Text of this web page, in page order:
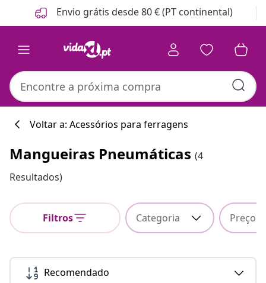
Anterior
Seguinte Envio grátis desde 80 € (PT continental)
Voltar a: Acessórios para ferragens
Mangueiras Pneumáticas (4
Resultados)
Filtros Categoria Preço
Recomendado